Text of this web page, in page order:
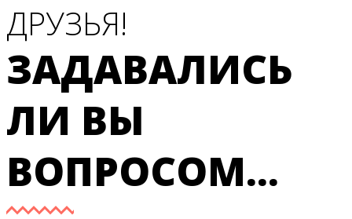
ДРУЗЬЯ!
ЗАДАВАЛИСЬ
ЛИ ВЫ
ВОПРОСОМ...